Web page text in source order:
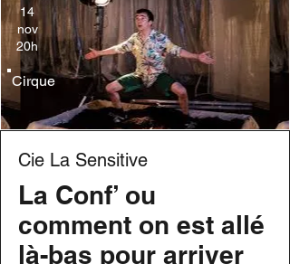
14
nov
20h
Cirque
Cie La Sensitive
La Conf’ ou
comment on est allé
là-bas pour arriver